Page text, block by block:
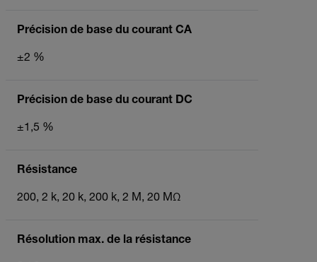
Précision de base du courant CA
±2 %
Précision de base du courant DC
±1,5 %
Résistance
200, 2 k, 20 k, 200 k, 2 M, 20 MΩ
Résolution max. de la résistance